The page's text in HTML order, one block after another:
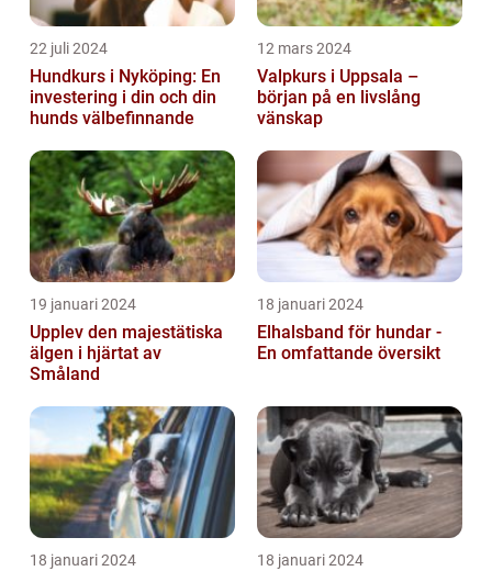
22 juli 2024
Hundkurs i Nyköping: En
investering i din och din
hunds välbefinnande
12 mars 2024
Valpkurs i Uppsala –
början på en livslång
vänskap
19 januari 2024
Upplev den majestätiska
älgen i hjärtat av
Småland
18 januari 2024
Elhalsband för hundar -
En omfattande översikt
18 januari 2024 18 januari 2024